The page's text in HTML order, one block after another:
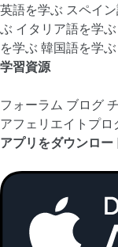
英語を学ぶ スペイ
ぶ イタリア語を学ぶ
を学ぶ 韓国語を学ぶ
学習資源
フォーラム ブログ
アフェリエイトプロ
アプリをダウンロー